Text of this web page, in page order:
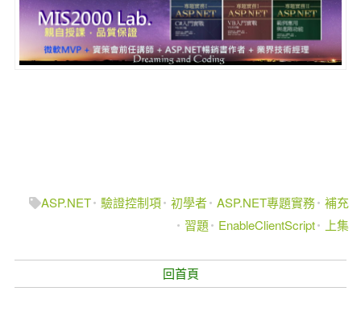
ASP.NET 驗證控制項 初學者 ASP.NET專題實務 補充
習題
EnableClientScript 上集
回首頁